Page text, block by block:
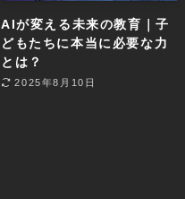
AIが変える未来の教育｜子
どもたちに本当に必要な力
とは？
2025年8月10日